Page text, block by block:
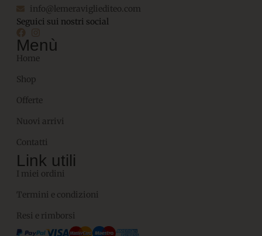
info@lemeravigliediteo.com
Seguici sui nostri social
Menù
Home
Shop
Offerte
Nuovi arrivi
Contatti
Link utili
I miei ordini
Termini e condizioni
Resi e rimborsi